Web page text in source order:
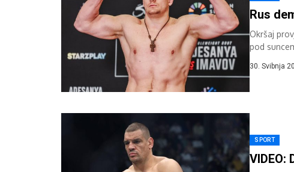
Rus
Okršaj
pod
30. Svibnja
SPORT
VIDEO: